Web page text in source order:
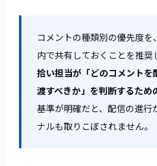
コメントの種類別の優先度を
内で共有しておくことを推奨
拾い担当が「どのコメントを
渡すべきか」を判断するため
基準が明確だと、配信の進行
ナルも取りこぼされません。